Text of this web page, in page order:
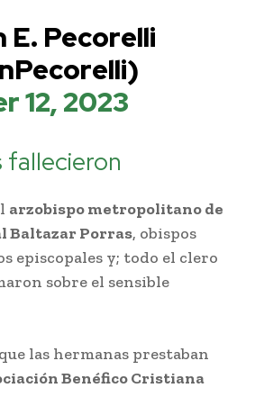
E. Pecorelli
12, 2023
fallecieron
arzobispo metropolitano de
Baltazar Porras, obispos
episcopales y; todo el clero
sobre el sensible
las hermanas prestaban
Benéfico Cristiana